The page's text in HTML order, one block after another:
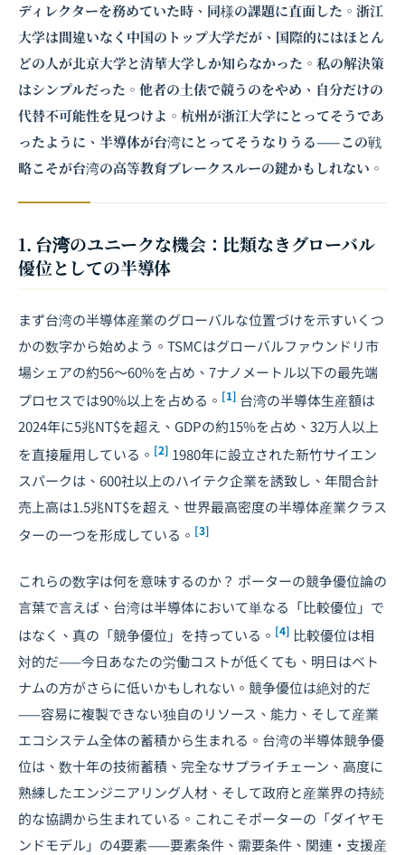
ディレクターを務めていた時、同様の課題に直面した。浙江
大学は間違いなく中国のトップ大学だが、国際的にはほとん
どの人が北京大学と清華大学しか知らなかった。私の解決策
はシンプルだった。他者の土俵で競うのをやめ、自分だけの
代替不可能性を見つけよ。杭州が浙江大学にとってそうであ
ったように、半導体が台湾にとってそうなりうる——この戦
略こそが台湾の高等教育ブレークスルーの鍵かもしれない。
1. 台湾のユニークな機会：比類なきグローバル
優位としての半導体
まず台湾の半導体産業のグローバルな位置づけを示すいくつ
かの数字から始めよう。TSMCはグローバルファウンドリ市
場シェアの約56〜60%を占め、7ナノメートル以下の最先端
プロセスでは90%以上を占める。 [1] 台湾の半導体生産額は
2024年に5兆NT$を超え、GDPの約15%を占め、32万人以上
を直接雇用している。 [2] 1980年に設立された新竹サイエン
スパークは、600社以上のハイテク企業を誘致し、年間合計
売上高は1.5兆NT$を超え、世界最高密度の半導体産業クラス
ターの一つを形成している。 [3]
これらの数字は何を意味するのか？ ポーターの競争優位論の
言葉で言えば、台湾は半導体において単なる「比較優位」で
はなく、真の「競争優位」を持っている。 [4] 比較優位は相
対的だ——今日あなたの労働コストが低くても、明日はベト
ナムの方がさらに低いかもしれない。競争優位は絶対的だ
——容易に複製できない独自のリソース、能力、そして産業
エコシステム全体の蓄積から生まれる。台湾の半導体競争優
位は、数十年の技術蓄積、完全なサプライチェーン、高度に
熟練したエンジニアリング人材、そして政府と産業界の持続
的な協調から生まれている。これこそポーターの「ダイヤモ
ンドモデル」の4要素——要素条件、需要条件、関連・支援産